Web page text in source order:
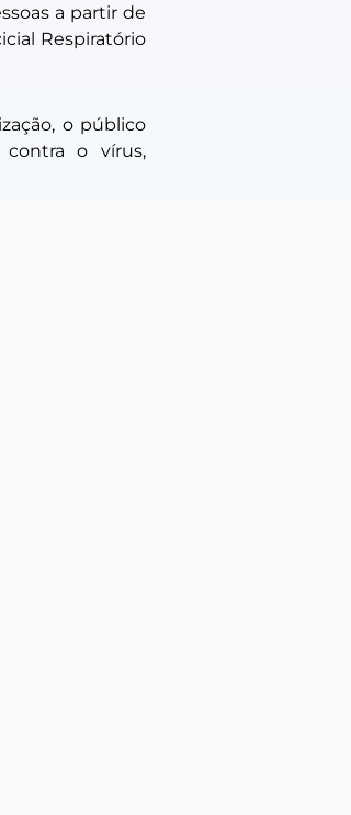
a partir de
Respiratório
o público
o vírus,